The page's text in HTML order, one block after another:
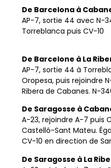
De Barcelona à
AP-7, sortie 44 avec N-
Torreblanca puis CV-10
De Barcelone à La
AP-7, sortie 44 à
Oropesa, puis rejoindre
Ribera de Cabanes. N-
De Saragosse à
A-23, rejoindre A-7 puis
Castelló-Sant Mateu.
CV-10 en direction de
De Saragosse à La